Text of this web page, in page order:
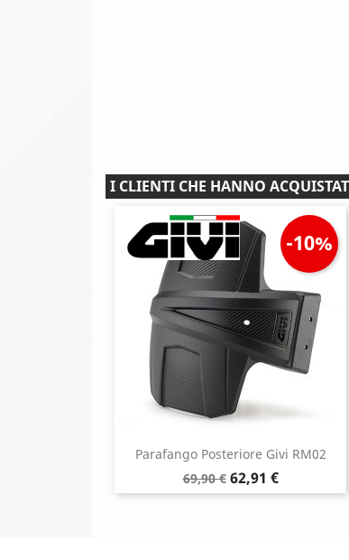
I CLIENTI CHE HANNO
Parafango Posteriore Givi RM02
Prezzo
base
69,90 €
-10%
Prezzo
62,91 €